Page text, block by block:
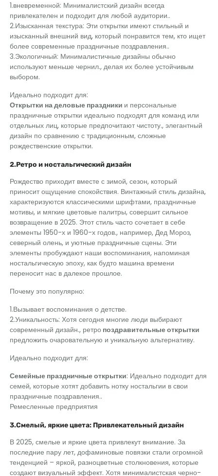
1.вневременной: Минималистский дизайн всегда
привлекателен и подходит для любой аудитории..
2.Изысканная текстура: Эти открытки имеют стильный и
изысканный внешний вид, который понравится тем, кто ищет
более современные праздничные поздравления..
3.Экологичный: Минималистичные дизайны обычно
используют меньше чернил., делая их более устойчивым
выбором.
Идеально подходит для:
Открытки на деловые праздники и персональные
праздничные открытки идеально подходят для команд или
отдельных лиц, которые предпочитают чистоту., элегантный
дизайн по сравнению с традиционным, сложные
рождественские открытки.
2.Ретро и ностальгический дизайн
Рождество приходит вместе с зимой, сезон, который
приносит ощущение спокойствия. Винтажный стиль дизайна,
характеризуются классическими шрифтами, праздничные
мотивы, и мягкие цветовые палитры, совершит сильное
возвращение в 2025. Этот стиль часто сочетает в себе
элементы 1950-х и 1960-х годов., например, Дед Мороз,
северный олень, и уютные праздничные сцены. Эти
элементы пробуждают наши воспоминания, напоминая
ностальгическую эпоху, как будто машина времени
переносит нас в далекое прошлое.
Почему это популярно:
1.Вызывает воспоминания о детстве.
2.Уникальность: Хотя сегодня многие люди выбирают
современный дизайн., ретро поздравительные открытки
предложить очаровательную и уникальную альтернативу.
Идеально подходит для:
Семейные праздничные открытки: Идеально подходит для
семей, которые хотят добавить нотку ностальгии в свои
праздничные поздравления..
Ремесленные предприятия
3.Смелый, яркие цвета: Привлекательный дизайн
В 2025, смелые и яркие цвета привлекут внимание. За
последние пару лет, дофаминовые повязки стали огромной
тенденцией – яркой, разноцветные столкновения, которые
создают визуальный эффект. Хотя минималистская черно-